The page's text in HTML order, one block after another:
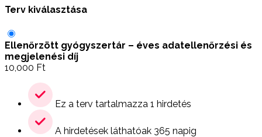
Terv kiválasztása
Ellenőrzött gyógyszertár – éves adatellenőrzési és
megjelenési díj
10,000 Ft
Ez a terv tartalmazza 1 hirdetés
A hirdetések láthatóak 365 napig